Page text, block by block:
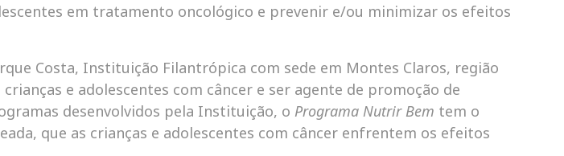
em tratamento oncológico e prevenir e/ou minimizar os efeitos
Costa, Instituição Filantrópica com sede em Montes Claros, região
e adolescentes com câncer e ser agente de promoção de
desenvolvidos pela Instituição, o Programa Nutrir Bem tem o
que as crianças e adolescentes com câncer enfrentem os efeitos